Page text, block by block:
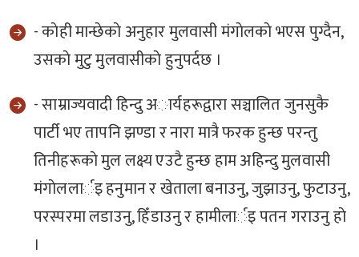
- काेही मान्छेकाे अनुहार मुलवासी मंगाेलकाे भएस पुग्दैन,
उसकाे मुटु मुलवासीकाे हुनुपर्दछ ।
- साम्राज्यवादी हिन्दु अार्यहरूद्वारा सञ्चालित जुनसुकै
पार्टी भए तापनि झण्डा र नारा मात्रै फरक हुन्छ परन्तु
तिनीहरूकाे मुल लक्ष्य एउटै हुन्छ हाम अहिन्दु मुलवासी
मंगाेललार्इ हनुमान र खेताला बनाउनु, जुझाउनु, फुटाउनु,
परस्परमा लडाउनु, हिँडाउनु र हामीलार्इ पतन गराउनु हाे
।